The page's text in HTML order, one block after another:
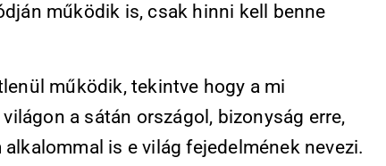
működik is, csak hinni kell benne
működik, tekintve hogy a mi
a sátán országol, bizonyság erre,
is e világ fejedelmének nevezi.